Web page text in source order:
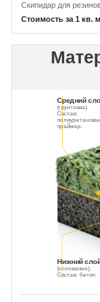
Скипидар для
Стоимость за 1 кв.
Нижний
(основание).
Состав: бетон
Средний
(грунтовка).
Состав:
праймер.